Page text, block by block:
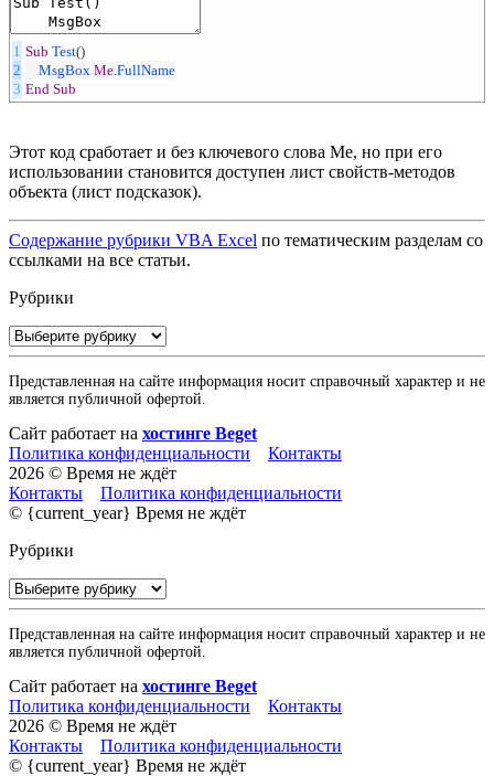
1
2
3
Sub Test()
MsgBox Me.FullName
End Sub
Этот код сработает и без ключевого слова Me, но при его
использовании становится доступен лист свойств-методов
объекта (лист подсказок).
Содержание рубрики VBA Excel по тематическим разделам со
ссылками на все статьи.
Рубрики
Рубрики
Представленная на сайте информация носит справочный характер и не
является публичной офертой.
Сайт работает на хостинге Beget
Политика конфиденциальности
Контакты
2026 © Время не ждёт
Контакты
Политика конфиденциальности
© {current_year} Время не ждёт
Рубрики
Рубрики
Представленная на сайте информация носит справочный характер и не
является публичной офертой.
Сайт работает на хостинге Beget
Политика конфиденциальности
Контакты
2026 © Время не ждёт
Контакты
Политика конфиденциальности
© {current_year} Время не ждёт